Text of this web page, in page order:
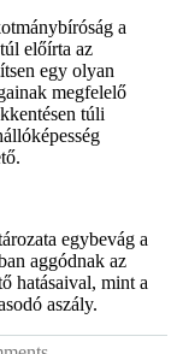
a
előírta az
egy olyan
megfelelő
túli
egybevág a
aggódnak az
hatásaival, mint a
aszály.